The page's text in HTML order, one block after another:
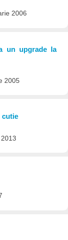
2006
un upgrade la
2005
cutie